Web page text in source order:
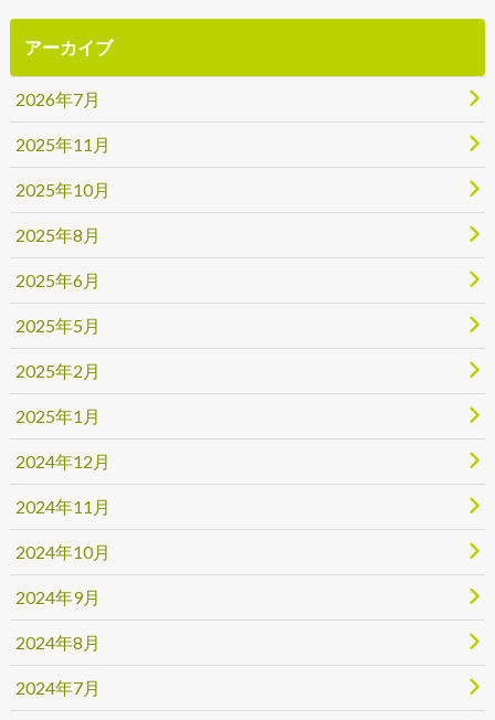
アーカイブ
2026年7月
2025年11月
2025年10月
2025年8月
2025年6月
2025年5月
2025年2月
2025年1月
2024年12月
2024年11月
2024年10月
2024年9月
2024年8月
2024年7月